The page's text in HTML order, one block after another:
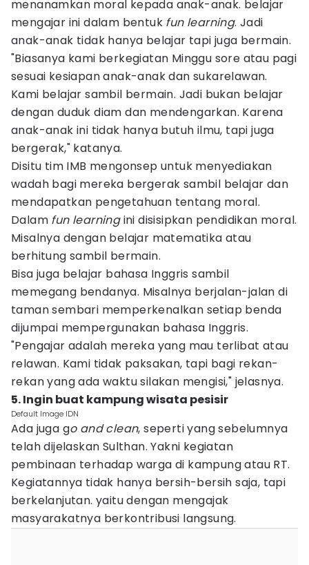
menanamkan moral kepada anak-anak. belajar
mengajar ini dalam bentuk fun learning. Jadi
anak-anak tidak hanya belajar tapi juga bermain.
"Biasanya kami berkegiatan Minggu sore atau pagi
sesuai kesiapan anak-anak dan sukarelawan.
Kami belajar sambil bermain. Jadi bukan belajar
dengan duduk diam dan mendengarkan. Karena
anak-anak ini tidak hanya butuh ilmu, tapi juga
bergerak," katanya.
Disitu tim IMB mengonsep untuk menyediakan
wadah bagi mereka bergerak sambil belajar dan
mendapatkan pengetahuan tentang moral.
Dalam fun learningini disisipkan pendidikan moral.
Misalnya dengan belajar matematika atau
berhitung sambil bermain.
Bisa juga belajar bahasa Inggris sambil
memegang bendanya. Misalnya berjalan-jalan di
taman sembari memperkenalkan setiap benda
dijumpai mempergunakan bahasa Inggris.
"Pengajar adalah mereka yang mau terlibat atau
relawan. Kami tidak paksakan, tapi bagi rekan-
rekan yang ada waktu silakan mengisi," jelasnya.
5. Ingin buat kampung wisata pesisir
Default Image IDN
Ada juga go and clean, seperti yang sebelumnya
telah dijelaskan Sulthan. Yakni kegiatan
pembinaan terhadap warga di kampung atau RT.
Kegiatannya tidak hanya bersih-bersih saja, tapi
berkelanjutan. yaitu dengan mengajak
masyarakatnya berkontribusi langsung.